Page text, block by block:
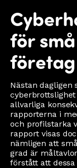
för
företag
Nästan dagligen
allvarliga
rapporterna i
och profilstarka
rapport visas
nämligen att
grad är
förstått att